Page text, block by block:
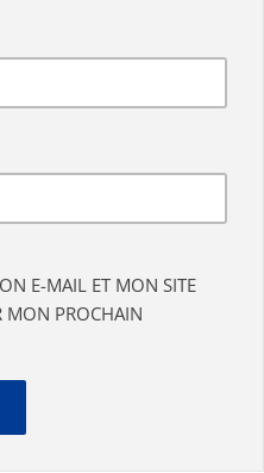
E-MAIL ET MON SITE
MON PROCHAIN